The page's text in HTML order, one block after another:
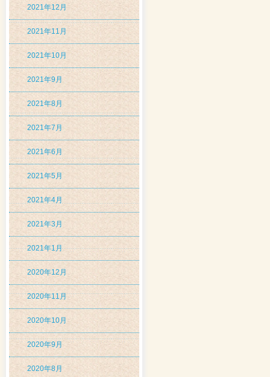
2021年12月
2021年11月
2021年10月
2021年9月
2021年8月
2021年7月
2021年6月
2021年5月
2021年4月
2021年3月
2021年1月
2020年12月
2020年11月
2020年10月
2020年9月
2020年8月